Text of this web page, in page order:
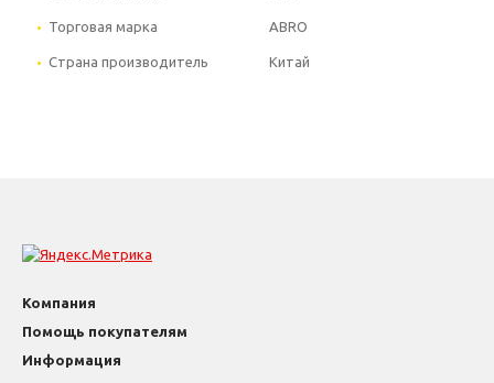
Торговая марка ABRO
Страна производитель Китай
Компания
Помощь покупателям
Информация